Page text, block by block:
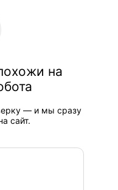
на
— и мы сразу
сайт.